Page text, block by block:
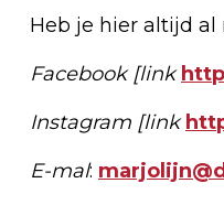
Heb je hier altijd
Facebook [link
Instagram [link
E-mal: